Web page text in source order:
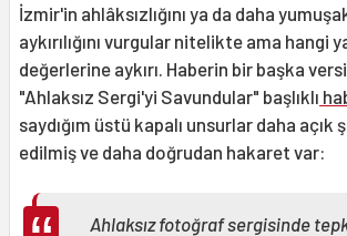
İzmir'in ahlâksızlığını ya da daha
aykırılığını vurgular nitelikte ama hangi
değerlerine aykırı. Haberin bir başka
"Ahlaksız Sergi'yi Savundular" başlıklı
saydığım üstü kapalı unsurlar daha açık
edilmiş ve daha doğrudan hakaret var:
Ahlaksız fotoğraf sergisinde